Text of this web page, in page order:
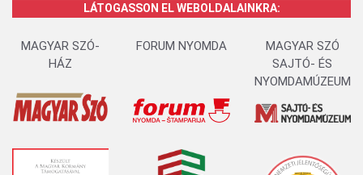
LÁTOGASSON EL WEBOLDALAINKRA:
MAGYAR SZÓ-
HÁZ
FORUM NYOMDA
MAGYAR SZÓ
SAJTÓ- ÉS
NYOMDAMÚZEUM